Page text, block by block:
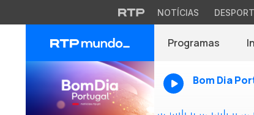
NOTÍCIAS
Programas
Bom Dia